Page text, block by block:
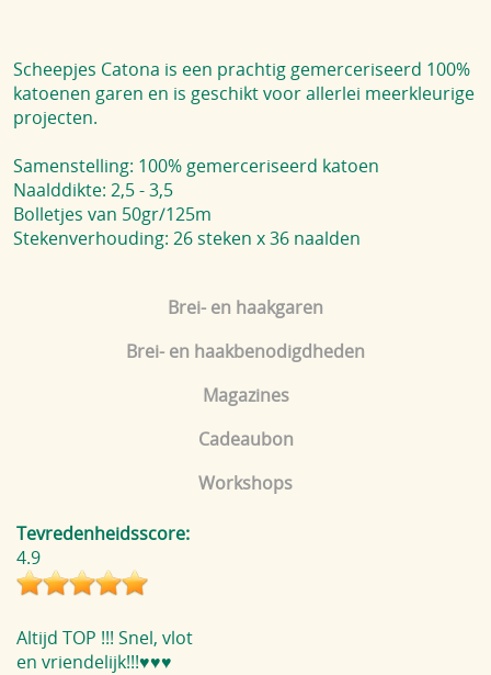
Brei- en haakgaren
Brei- en haakbenodigdheden
Magazines
Cadeaubon
Workshops
Tevredenheidsscore:
4.9
Altijd TOP !!! Snel, vlot
en vriendelijk!!!♥️♥️♥️
Scheepjes Catona is een prachtig gemerceriseerd 100%
katoenen garen en is geschikt voor allerlei meerkleurige
projecten.
Samenstelling: 100% gemerceriseerd katoen
Naalddikte: 2,5 - 3,5
Bolletjes van 50gr/125m
Stekenverhouding: 26 steken x 36 naalden